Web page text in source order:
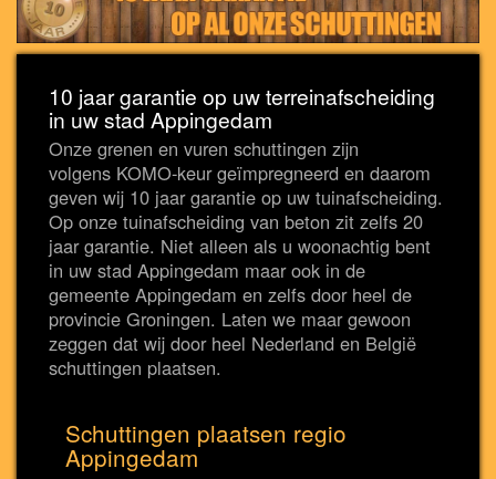
10 jaar garantie op uw terreinafscheiding
in uw stad Appingedam
Onze grenen en vuren schuttingen zijn
volgens KOMO-keur geïmpregneerd en daarom
geven wij 10 jaar garantie op uw tuinafscheiding.
Op onze tuinafscheiding van beton zit zelfs 20
jaar garantie. Niet alleen als u woonachtig bent
in uw stad Appingedam maar ook in de
gemeente Appingedam en zelfs door heel de
provincie Groningen. Laten we maar gewoon
zeggen dat wij door heel Nederland en België
schuttingen plaatsen.
Schuttingen plaatsen regio
Appingedam